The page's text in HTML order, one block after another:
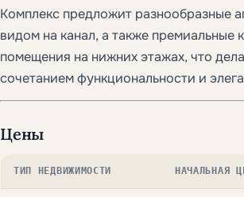
Комплекс предложит разнообразные
видом на канал, а также премиальные
помещения на нижних этажах, что
сочетанием функциональности и
Цены
ТИП НЕДВИЖИМОСТИ НАЧАЛЬНАЯ